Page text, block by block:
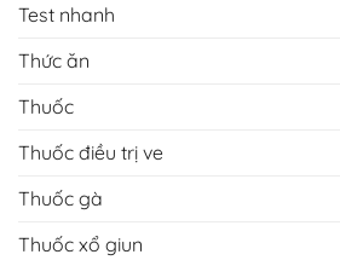
Test nhanh
Thức ăn
Thuốc
Thuốc điều trị ve
Thuốc gà
Thuốc xổ giun